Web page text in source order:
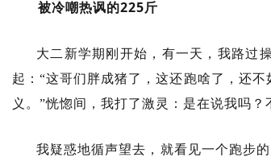
被冷嘲热讽的225斤
大二新学期刚开始，有一天，我路过
起：“这哥们胖成猪了，这还跑啥了，还
义。”恍惚间，我打了激灵：是在说我吗？
我疑惑地循声望去，就看见一个跑步